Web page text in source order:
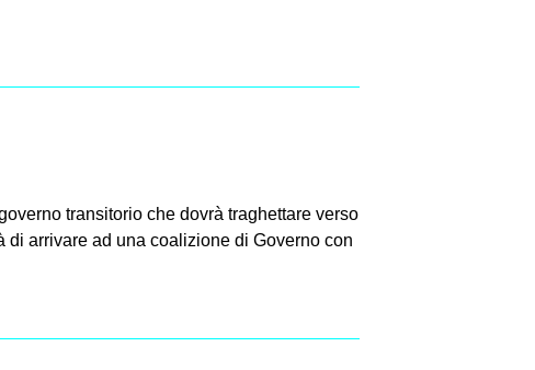
transitorio che dovrà traghettare verso
di arrivare ad una coalizione di Governo con